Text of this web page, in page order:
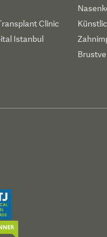
Clinic
Istanbul